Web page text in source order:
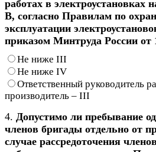
работах в электроустановках
В, согласно Правилам по
эксплуатации
приказом Минтруда России от
Не ниже III
Не ниже IV
Ответственный руководитель
производитель – III
4. Допустимо ли пребывание
членов бригады отдельно от
случае рассредоточения